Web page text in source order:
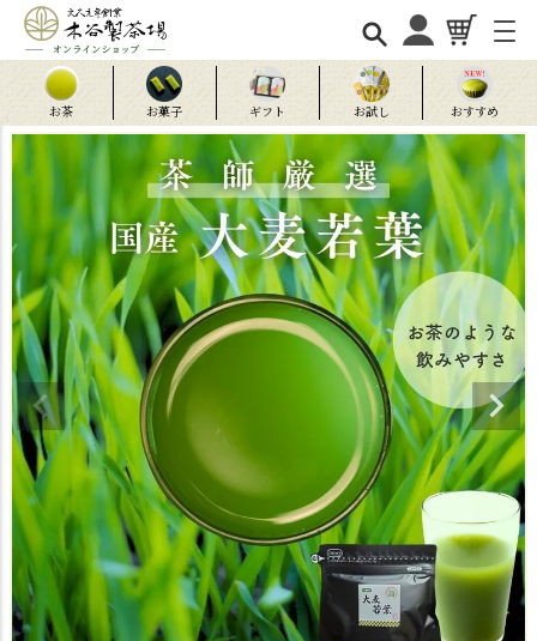
お茶 お菓子 ギフト お試し おすすめ